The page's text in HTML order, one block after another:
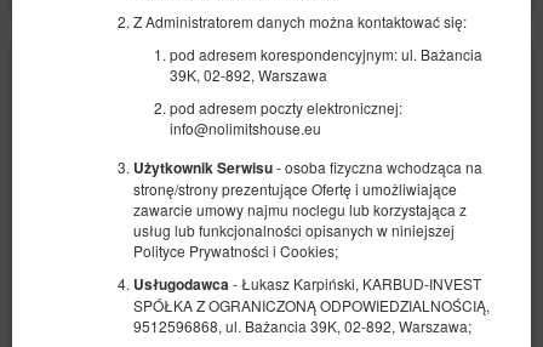
Z Administratorem danych można kontaktować się:
pod adresem korespondencyjnym: ul. Bażancia
39K, 02-892, Warszawa
pod adresem poczty elektronicznej:
info@nolimitshouse.eu
Użytkownik Serwisu- osoba fizyczna wchodząca na
stronę/strony prezentujące Ofertę i umożliwiające
zawarcie umowy najmu noclegu lub korzystająca z
usług lub funkcjonalności opisanych w niniejszej
Polityce Prywatności i Cookies;
Usługodawca - Łukasz Karpiński, KARBUD-INVEST
SPÓŁKA Z OGRANICZONĄ ODPOWIEDZIALNOŚCIĄ,
9512596868, ul. Bażancia 39K, 02-892, Warszawa;